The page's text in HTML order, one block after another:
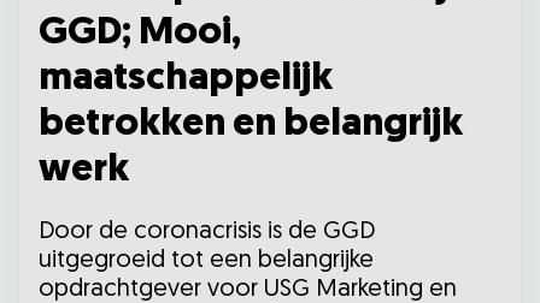
GGD; Mooi,
maatschappelijk
betrokken en belangrijk
werk
Door de coronacrisis is de GGD
uitgegroeid tot een belangrijke
opdrachtgever voor USG Marketing en